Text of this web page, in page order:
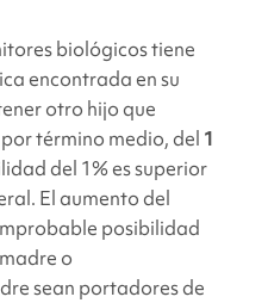
biológicos tiene
encontrada en su
otro hijo que
término medio, del 1
del 1% es superior
El aumento del
posibilidad
o
sean portadores de